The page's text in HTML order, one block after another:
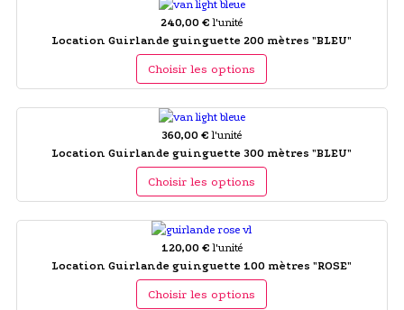
240,00 € l'unité
Location Guirlande guinguette 200 mètres "BLEU"
Choisir les options
360,00 € l'unité
Location Guirlande guinguette 300 mètres "BLEU"
Choisir les options
120,00 € l'unité
Location Guirlande guinguette 100 mètres "ROSE"
Choisir les options